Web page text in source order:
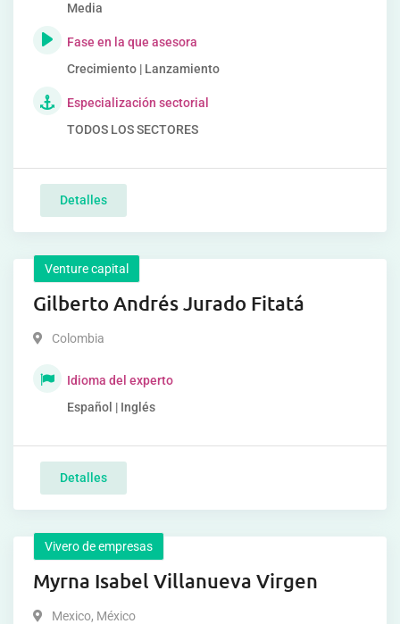
Media
Fase en la que asesora
Crecimiento | Lanzamiento
Especialización sectorial
TODOS LOS SECTORES
Detalles
Venture capital
Gilberto Andrés Jurado Fitatá
Colombia
Idioma del experto
Español | Inglés
Detalles
Vivero de empresas
Myrna Isabel Villanueva Virgen
Mexico, México